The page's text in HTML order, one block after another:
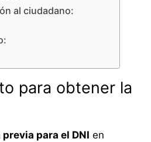
al ciudadano:
para obtener la
para el DNI en